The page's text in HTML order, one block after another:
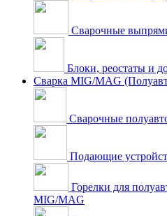
Сварочные
Блоки, реостаты и
Сварка MIG/MAG
Сварочные
Подающие
Горелки для
MIG/MAG